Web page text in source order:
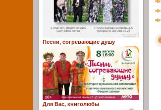
Песни, согревающие душу
Для Вас, книголюбы